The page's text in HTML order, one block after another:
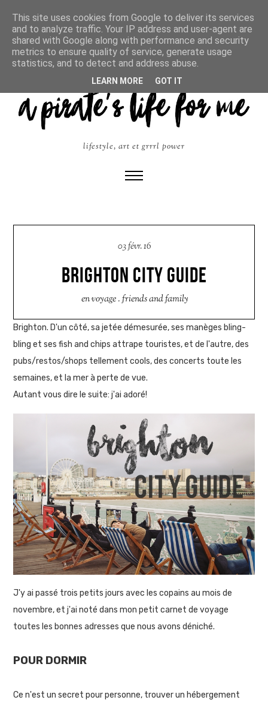
lifestyle, art et grrrl power
03 févr. 16
BRIGHTON CITY GUIDE
en voyage.friends and family
Brighton. D'un côté, sa jetée démesurée, ses manèges bling-
bling et ses fish and chips attrape touristes, et de l'autre, des
pubs/restos/shops tellement cools, des concerts toute les
semaines, et la mer à perte de vue.
Autant vous dire le suite: j'ai adoré!
J'y ai passé trois petits jours avec les copains au mois de
novembre, et j'ai noté dans mon petit carnet de voyage
toutes les bonnes adresses que nous avons déniché.
POUR DORMIR
Ce n'est un secret pour personne, trouver un hébergement
This site uses cookies from Google to deliver its services
and to analyze traffic. Your IP address and user-agent are
shared with Google along with performance and security
metrics to ensure quality of service, generate usage
statistics, and to detect and address abuse.
LEARN MORE GOT IT